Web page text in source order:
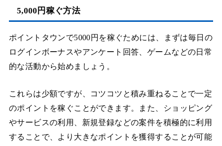
5,000円稼ぐ方法
ポイントタウンで5000円を稼ぐためには、まずは毎日の
ログインボーナスやアンケート回答、ゲームなどの日常
的な活動から始めましょう。
これらは少額ですが、コツコツと積み重ねることで一定
のポイントを稼ぐことができます。また、ショッピング
やサービスの利用、新規登録などの案件を積極的に利用
することで、より大きなポイントを獲得することが可能